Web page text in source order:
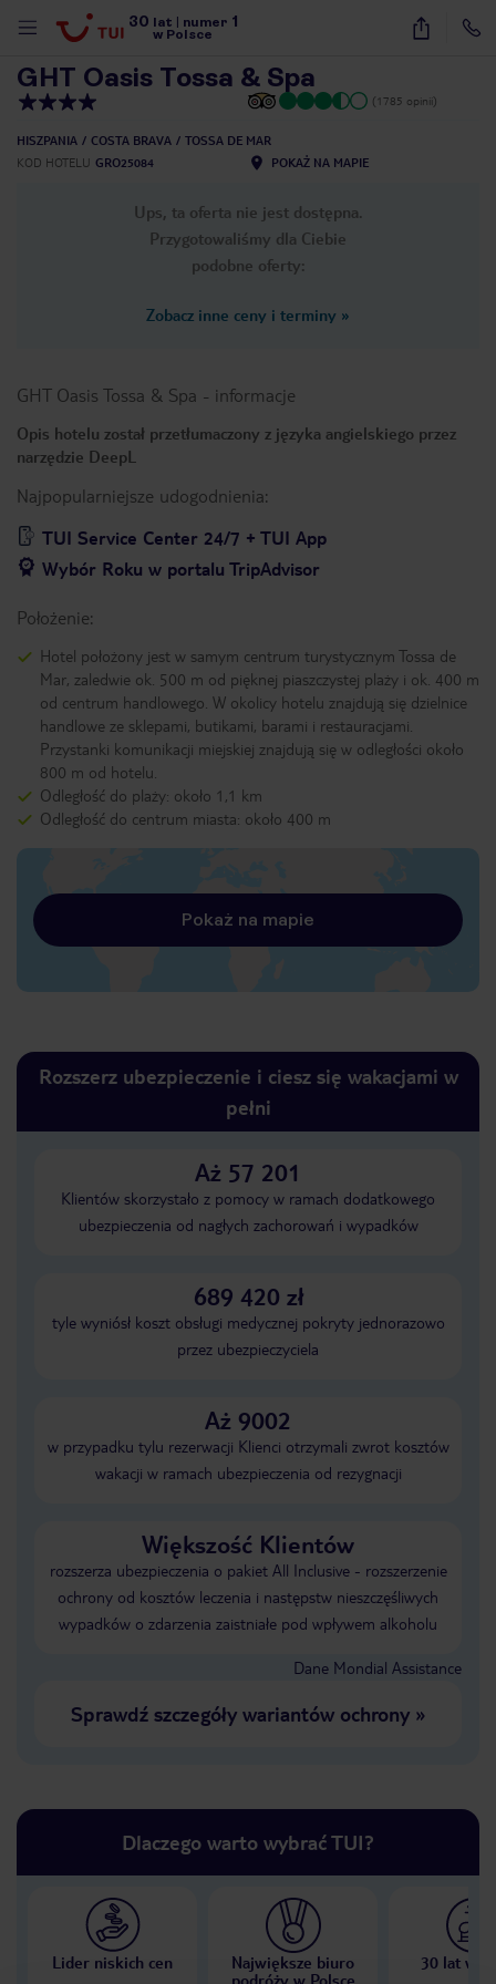
30 lat numer 1
w Polsce
30
GHT Oasis Tossa & Spa
(1785 opinii)
HISZPANIA COSTA BRAVA
TOSSA DE MAR
KOD HOTELU GRO25084 POKAŻ NA MAPIE
Ups, ta oferta nie jest dostępna.
Przygotowaliśmy dla Ciebie
podobne oferty:
Zobacz inne ceny i terminy »
GHT Oasis Tossa & Spa - informacje
Opis hotelu został przetłumaczony z języka angielskiego przez
narzędzie DeepL
Najpopularniejsze udogodnienia:
TUI Service Center 24/7 + TUI App
Wybór Roku w portalu TripAdvisor
Położenie:
Hotel położony jest w samym centrum turystycznym Tossa de
Mar, zaledwie ok. 500 m od pięknej piaszczystej plaży i ok. 400 m
od centrum handlowego. W okolicy hotelu znajdują się dzielnice
handlowe ze sklepami, butikami, barami i restauracjami.
Przystanki komunikacji miejskiej znajdują się w odległości około
800 m od hotelu.
Odległość do plaży: około 1,1 km
Odległość do centrum miasta: około 400 m
Pokaż na mapie
Rozszerz ubezpieczenie i ciesz się wakacjami w
pełni
Aż 57 201
Klientów skorzystało z pomocy w ramach dodatkowego
ubezpieczenia od nagłych zachorowań i wypadków
689 420 zł
tyle wyniósł koszt obsługi medycznej pokryty jednorazowo
przez ubezpieczyciela
Aż 9002
w przypadku tylu rezerwacji Klienci otrzymali zwrot kosztów
wakacji w ramach ubezpieczenia od rezygnacji
Większość Klientów
rozszerza ubezpieczenia o pakiet All Inclusive - rozszerzenie
ochrony od kosztów leczenia i następstw nieszczęśliwych
wypadków o zdarzenia zaistniałe pod wpływem alkoholu
Dane Mondial Assistance
Sprawdź szczegóły wariantów ochrony»
Dlaczego warto wybrać TUI?
Lider niskich cen
Największe biuro
podróży w Polsce
30 lat w